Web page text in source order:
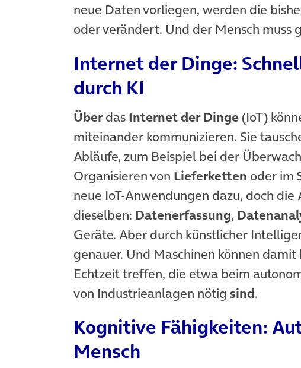
neue Daten vorliegen, werden die
oder verändert. Und der Mensch muss
Internet der Dinge:
durch KI
Überdas Internet der Dinge (IoT)
miteinander kommunizieren. Sie
Abläufe, zum Beispiel bei der
Organisieren von Lieferketten oder im
neue IoT-Anwendungen dazu, doch
dieselben: Datenerfassung,
Geräte. Aber durch künstlicher
genauer. Und Maschinen können
Echtzeit treffen, die etwa beim
von Industrieanlagen nötig sind.
Kognitive Fähigkeiten:
Mensch